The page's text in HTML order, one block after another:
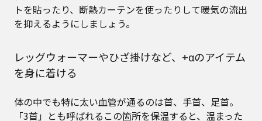
トを貼ったり、断熱カーテンを使ったりして暖気の流出
を抑えるようにしましょう。
レッグウォーマーやひざ掛けなど、+αのアイテム
を身に着ける
体の中でも特に太い血管が通るのは首、手首、足首。
「3首」とも呼ばれるこの箇所を保温すると、温まった